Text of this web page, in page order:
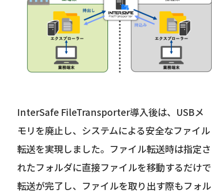
InterSafe FileTransporter導入後は、 USBメ
モリを廃止し、システムによる安全なファイル
転送を実現しました。ファイル転送時は指定さ
れたフォルダに直接ファイルを移動するだけで
転送が完了し、ファイルを取り出す際もフォル